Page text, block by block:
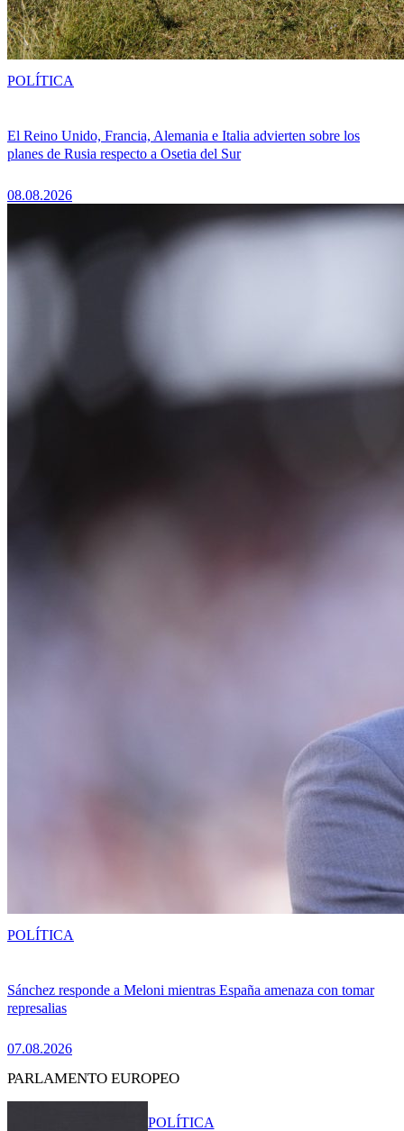
El Reino Unido, Francia, Alemania e Italia advierten sobre los
planes de Rusia respecto a Osetia del Sur
08.08.2026
POLÍTICA
Sánchez responde a Meloni mientras España amenaza con tomar
represalias
07.08.2026
POLÍTICA
PARLAMENTO EUROPEO
POLÍTICA